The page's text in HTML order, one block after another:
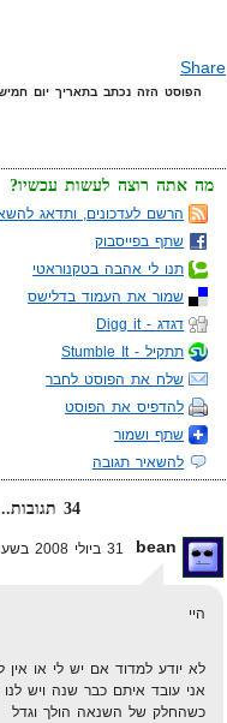
Share
הפוסט הזה נכתב בתאריך יום חמישי, 31 ביולי, 2008 בשעה 6:52 תחת
מה אתה רוצה לעשות עכשיו?
הרשם לעדכונים, ותדאג
שתף בפייסבוק
תנו לי אהבה בטקנוראטי
שמור את העמוד בדלישס
דגדג - Digg it
תתקיל - Stumble It
שלח את הפוסט לחבר
להדפיס את הפוסט
שתף ושמור
להשאיר תגובה
34 תגובות... קרא אותן למטה או
bean
היי
לא יודע למדוד אם יש לי או אין
אני עובד איתם כבר שנה ויש
כשהחלק של השנאה הולך וגדל